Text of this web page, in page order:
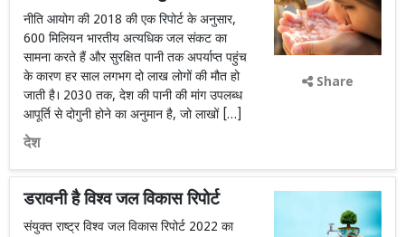
नीति आयोग की 2018 की एक रिपोर्ट के अनुसार,
600 मिलियन भारतीय अत्यधिक जल संकट का
सामना करते हैं और सुरक्षित पानी तक अपर्याप्त पहुंच
के कारण हर साल लगभग दो लाख लोगों की मौत हो
जाती है। 2030 तक, देश की पानी की मांग उपलब्ध
आपूर्ति से दोगुनी होने का अनुमान है, जो लाखों […]
देश
Share
डरावनी है विश्व जल विकास रिपोर्ट
संयुक्त राष्ट्र विश्व जल विकास रिपोर्ट 2022 का